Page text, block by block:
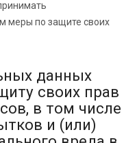
меры по защите своих
данных
своих прав
в том числе
и (или)